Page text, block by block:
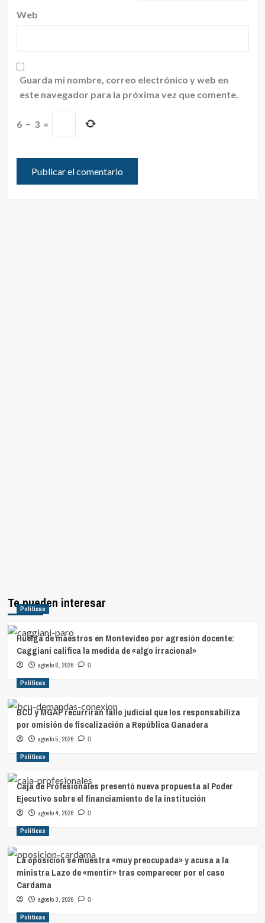
Web
Guarda mi nombre, correo electrónico y web en
este navegador para la próxima vez que comente.
6 − 3 =
Te pueden interesar
Políticas
Huelga de maestros en Montevideo por agresión docente:
Caggiani califica la medida de «algo irracional»
agosto 6, 2026 0
Políticas
BCU y MGAP recurrirán fallo judicial que los responsabiliza
por omisión de fiscalización a República Ganadera
agosto 5, 2026 0
Políticas
Caja de Profesionales presentó nueva propuesta al Poder
Ejecutivo sobre el financiamiento de la institución
agosto 4, 2026 0
Políticas
La oposición se muestra «muy preocupada» y acusa a la
ministra Lazo de «mentir» tras comparecer por el caso
Cardama
agosto 3, 2026 0
Políticas